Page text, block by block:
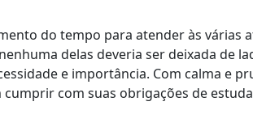
do tempo para atender às várias
delas deveria ser deixada de
e importância. Com calma e
com suas obrigações de